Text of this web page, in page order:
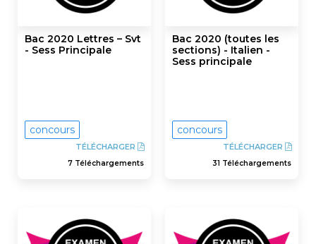
Bac 2020 Lettres – Svt
- Sess Principale
concours
TÉLÉCHARGER
7 Téléchargements
Bac 2020 (toutes les
sections) - Italien -
Sess principale
concours
TÉLÉCHARGER
31 Téléchargements